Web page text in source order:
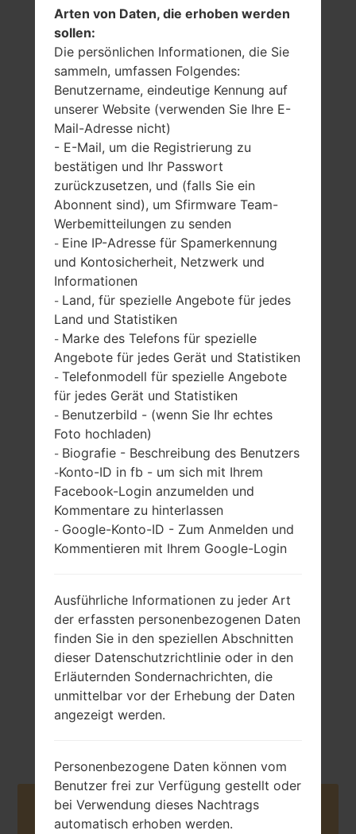
SAMSUNG SGH-C168
AUS DER SERIE
1.5 Zoll (~15.7%
Bildschirm zu
Körper Verhältnis)
128 x 128 Pixel (~121
Dichte der Pixel pro
Zoll)
unzen)
800 mAh
-
NA
Buy accessories on Amazon
Arten von Daten, die erhoben werden
sollen:
Die persönlichen Informationen, die Sie
sammeln, umfassen Folgendes:
Benutzername, eindeutige Kennung auf
unserer Website (verwenden Sie Ihre E-
Mail-Adresse nicht)
- E-Mail, um die Registrierung zu
bestätigen und Ihr Passwort
zurückzusetzen, und (falls Sie ein
Abonnent sind), um Sfirmware Team-
Werbemitteilungen zu senden
- Eine IP-Adresse für Spamerkennung
und Kontosicherheit, Netzwerk und
Informationen
- Land, für spezielle Angebote für jedes
Land und Statistiken
- Marke des Telefons für spezielle
Angebote für jedes Gerät und Statistiken
- Telefonmodell für spezielle Angebote
für jedes Gerät und Statistiken
- Benutzerbild - (wenn Sie Ihr echtes
Foto hochladen)
- Biografie - Beschreibung des Benutzers
-Konto-ID in fb - um sich mit Ihrem
Facebook-Login anzumelden und
Kommentare zu hinterlassen
- Google-Konto-ID - Zum Anmelden und
Kommentieren mit Ihrem Google-Login
Ausführliche Informationen zu jeder Art
der erfassten personenbezogenen Daten
finden Sie in den speziellen Abschnitten
dieser Datenschutzrichtlinie oder in den
Erläuternden Sondernachrichten, die
unmittelbar vor der Erhebung der Daten
angezeigt werden.
Personenbezogene Daten können vom
Benutzer frei zur Verfügung gestellt oder
bei Verwendung dieses Nachtrags
automatisch erhoben werden.